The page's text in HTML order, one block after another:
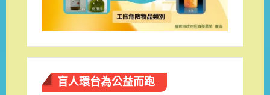
盲人環台​為公益而跑